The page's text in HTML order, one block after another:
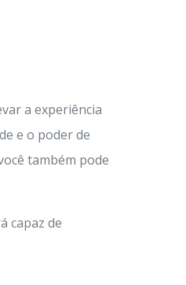
a experiência
e o poder de
também pode
capaz de